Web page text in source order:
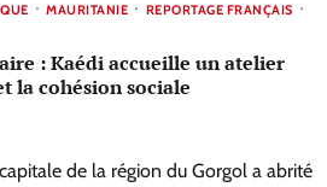
MAURITANIE
REPORTAGE FRANÇAIS
: Kaédi accueille un atelier
la cohésion sociale
de la région du Gorgol a abrité